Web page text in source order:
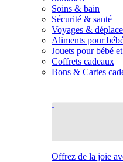
Soins & bain
Sécurité & santé
Voyages &
Aliments pour
Jouets pour bébé
Coffrets cadeaux
Bons & Cartes
Offrez de la joie